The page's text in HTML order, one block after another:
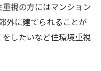
視の方にはマンション
外に建てられることが
したいなど住環境重視